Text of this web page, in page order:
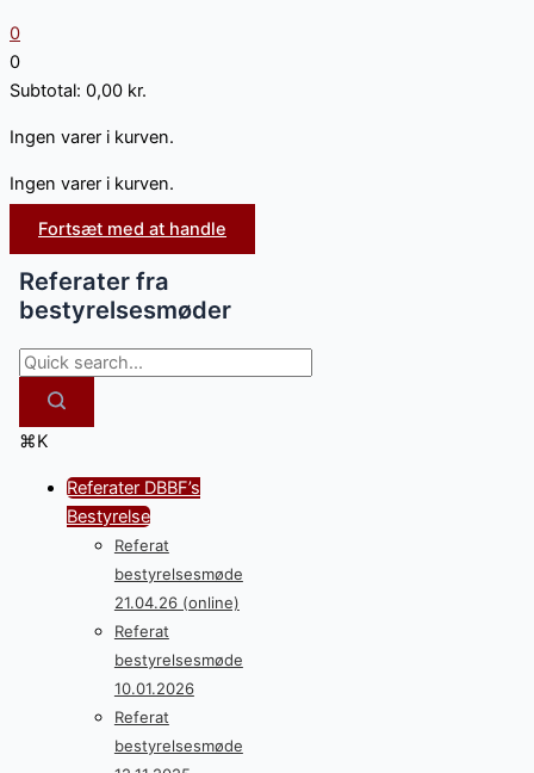
0
0
Subtotal: 0,00 kr.
Ingen varer i kurven.
Ingen varer i kurven.
Fortsæt med at handle
Referater fra
bestyrelsesmøder
⌘K
Referater DBBF’s
Bestyrelse
Referat
bestyrelsesmøde
21.04.26 (online)
Referat
bestyrelsesmøde
10.01.2026
Referat
bestyrelsesmøde